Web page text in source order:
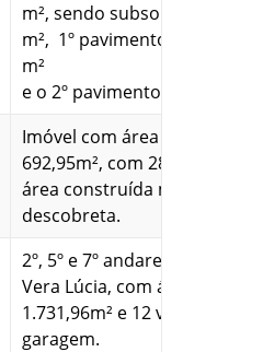
m², sendo subsolo com
m², 1º pavimento com
m²
e o 2º pavimento com 425,22
Imóvel com área total de
692,95m², com 288,87 m² de
área construída mais área
descobreta.
2º, 5º e 7º andares do Edifício
Vera Lúcia, com área total de
1.731,96m² e 12 vagas de
garagem.